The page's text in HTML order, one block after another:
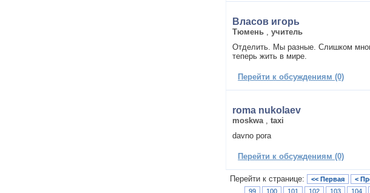
Власов игорь
Тюмень ,учитель
Отделить. Мы разные. Слишком
теперь жить в мире.
Перейти к обсуждениям (0)
roma nukolaev
moskwa ,taxi
davno pora
Перейти к обсуждениям (0)
Перейти к странице: << Первая <
99
100 101 102 103 104